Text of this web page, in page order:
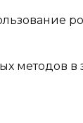
методов в